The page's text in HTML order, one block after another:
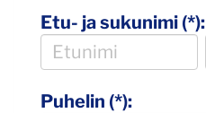
Etu- ja sukunimi (*):
Puhelin (*):